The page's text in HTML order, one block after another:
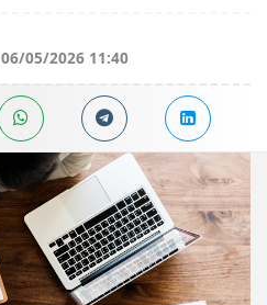
06/05/2026 11:40